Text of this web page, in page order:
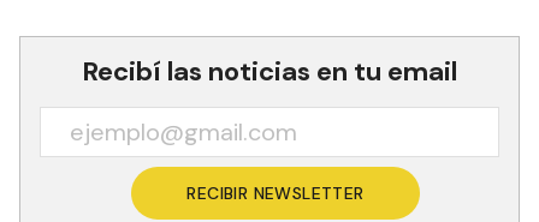
Recibí las noticias en tu email
RECIBIR NEWSLETTER